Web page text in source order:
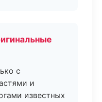
с
и
известных